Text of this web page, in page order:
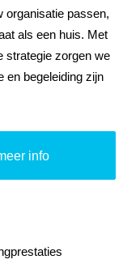
organisatie passen,
als een huis. Met
strategie zorgen we
en begeleiding zijn
info